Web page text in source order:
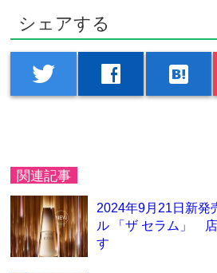
シェアする
twitter facebook hatenabookmark
関連記事
2024年9月21日新
ル 「ザ セラム」
す